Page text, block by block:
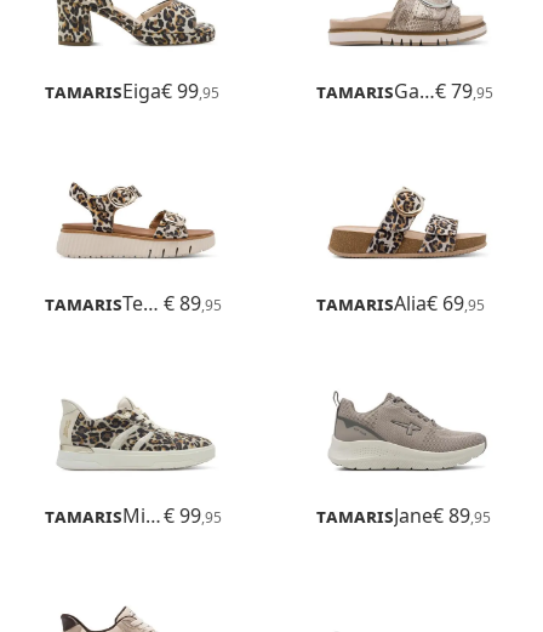
TamarisEiga€ 99,95 Tamaris Gafu€ 79,95
Tamaris Tessa € 89,95 TamarisAlia€ 69,95
Tamaris Milly€ 99,95 TamarisJane€ 89,95